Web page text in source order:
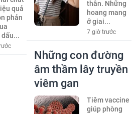
quả
phản
thân. Những
hoang mang
ở giai...
7 giờ trước
Những con đường
âm thầm lây truyền
viêm gan
Tiêm vaccine
giúp phòng